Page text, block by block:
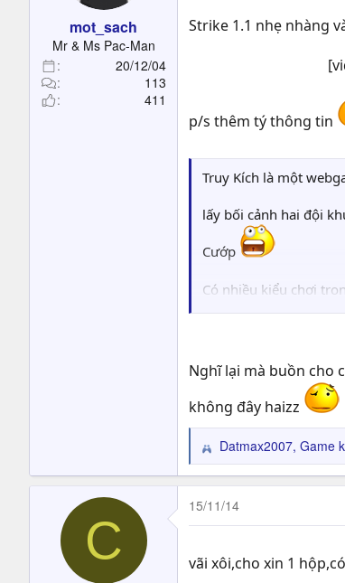
mot_sach
Mr & Ms Pac-Man
20/12/04
113
411
Strike 1.1 nhẹ nhàng
p/s thêm tý thông tin
Truy Kích là một
lấy bối cảnh hai đội
Cướp
Có nhiều kiểu chơi
them lựa chọn.
Điểm đặc biệt của
cam go hơn bao giờ
Trang chủ:http://
Nghĩ lại mà buồn cho
không đây haizz
R
e
a
c
t
o
n
Datmax2007, Game
C
15/11/14
vãi xôi,cho xin 1